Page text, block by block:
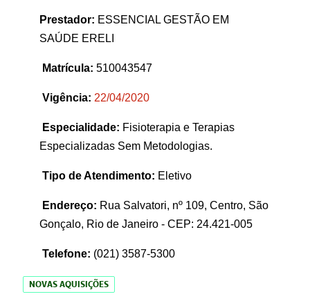
Prestador: ESSENCIAL GESTÃO EM
SAÚDE ERELI
Matrícula: 510043547
Vigência: 22/04/2020
Especialidade: Fisioterapia e Terapias
Especializadas Sem Metodologias.
Tipo de Atendimento: Eletivo
Endereço: Rua Salvatori, nº 109, Centro, São
Gonçalo, Rio de Janeiro - CEP: 24.421-005
Telefone: (021) 3587-5300
NOVAS AQUISIÇÕES